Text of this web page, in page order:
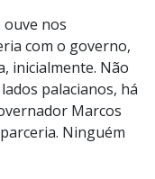
ouve nos
com o governo,
inicialmente. Não
palacianos, há
Marcos
Ninguém